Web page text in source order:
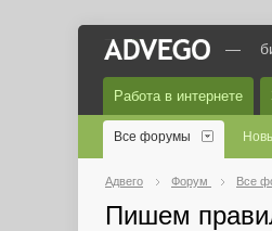
—
Работа в интернете
Все форумы
Адвего Форум Все
Пишем